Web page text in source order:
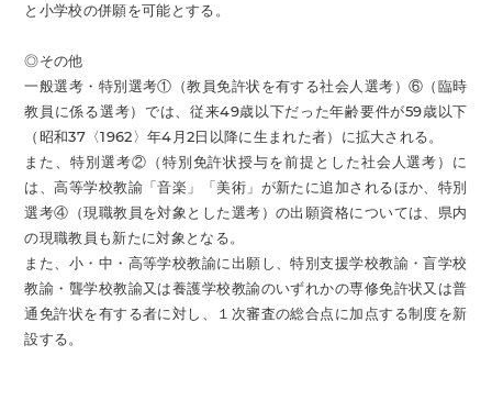
と小学校の併願を可能とする。
◎その他
一般選考・特別選考①（教員免許状を有する社会人選考）⑥（臨時
教員に係る選考）では、従来49歳以下だった年齢要件が59歳以下
（昭和37〈1962〉年4月2日以降に生まれた者）に拡大される。
また、特別選考②（特別免許状授与を前提とした社会人選考）に
は、高等学校教諭「音楽」「美術」が新たに追加されるほか、特別
選考④（現職教員を対象とした選考）の出願資格については、県内
の現職教員も新たに対象となる。
また、小・中・高等学校教諭に出願し、特別支援学校教諭・盲学校
教諭・聾学校教諭又は養護学校教諭のいずれかの専修免許状又は普
通免許状を有する者に対し、１次審査の総合点に加点する制度を新
設する。